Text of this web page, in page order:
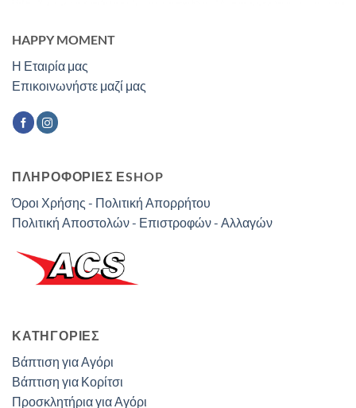
HAPPY MOMENT
Η Εταιρία μας
Επικοινωνήστε μαζί μας
ΠΛΗΡΟΦΟΡΙΕΣ ΕSHOP
Όροι Χρήσης - Πολιτική Απορρήτου
Πολιτική Αποστολών - Επιστροφών - Αλλαγών
ΚΑΤΗΓΟΡΊΕΣ
Βάπτιση για Αγόρι
Βάπτιση για Κορίτσι
Προσκλητήρια για Αγόρι